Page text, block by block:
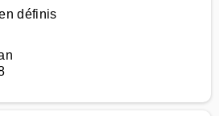
définis